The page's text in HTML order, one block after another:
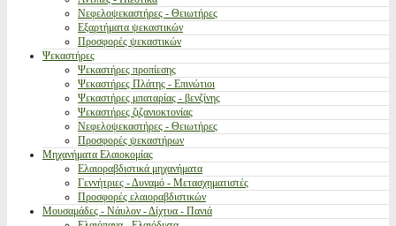
Νεφελοψεκαστήρες - Θειωτήρες
Εξαρτήματα ψεκαστικών
Προσφορές ψεκαστικών
Ψεκαστήρες
Ψεκαστήρες προπίεσης
Ψεκαστήρες Πλάτης - Επινώτιοι
Ψεκαστήρες μπαταρίας - βενζίνης
Ψεκαστήρες ζιζανιοκτονίας
Νεφελοψεκαστήρες - Θειωτήρες
Προσφορές ψεκαστήρων
Μηχανήματα Ελαιοκομίας
Ελαιοραβδιστικά μηχανήματα
Γεννήτριες - Δυναμό - Μετασχηματιστές
Προσφορές ελαιοραβδιστικών
Μουσαμάδες - Νάυλον - Δίχτυα - Πανιά